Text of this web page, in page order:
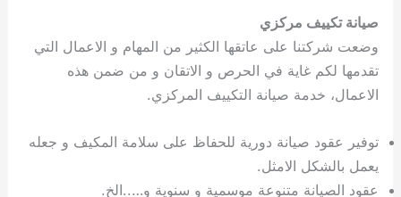
صيانة تكييف مركزي
وضعت شركتنا على عاتقها الكثير من المهام و الاعمال التي
تقدمها لكم غاية في الحرص و الاتقان و من ضمن هذه
الاعمال، خدمة صيانة التكييف المركزي.
توفير عقود صيانة دورية للحفاظ على سلامة المكيف و جعله
يعمل بالشكل الامثل.
عقود الصيانة متنوعة موسمية و سنوية و…..الخ.